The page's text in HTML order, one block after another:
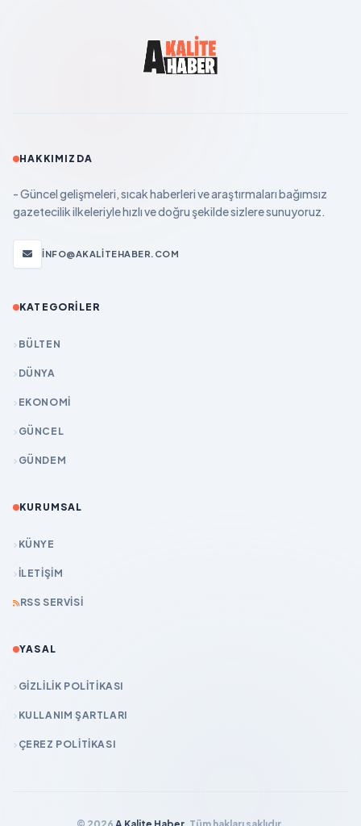
HAKKIMIZDA
- Güncel gelişmeleri, sıcak haberleri ve araştırmaları bağımsız
gazetecilik ilkeleriyle hızlı ve doğru şekilde sizlere sunuyoruz.
INFO@AKALITEHABER.COM
KATEGORILER
BÜLTEN
DÜNYA
EKONOMİ
GÜNCEL
GÜNDEM
KURUMSAL
KÜNYE
İLETIŞIM
RSS SERVISI
YASAL
GIZLILIK POLITIKASI
KULLANIM ŞARTLARI
ÇEREZ POLITIKASI